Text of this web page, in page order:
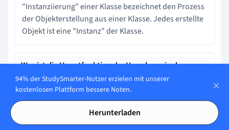
"Instanziierung" einer Klasse bezeichnet den Prozess
der Objekterstellung aus einer Klasse. Jedes erstellte
Objekt ist eine "Instanz" der Klasse.
Was ist die Hauptfunktion der Vererbung in der
objektorientierten Programmierung?
Vererbung erlaubt es, eine neue Klasse zu erstellen,
die die Attribute und Methoden einer bestehenden
94% der StudySmarter-Nutzer erzielen mit unserer
kostenlosen Plattform bessere Noten.
Herunterladen